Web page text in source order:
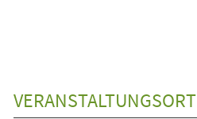
VERANSTALTUNGSORT